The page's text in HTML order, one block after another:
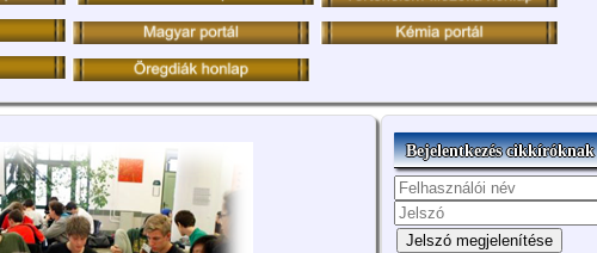
Bejelentkezés cikkíróknak
Jelszó megjelenítése